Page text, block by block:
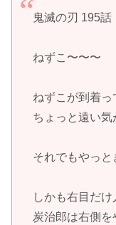
鬼滅の刃 195話
ねずこ〜〜〜
ねずこが到着
ちょっと遠い気
それでもやっ
しかも右目だ
炭治郎は右側